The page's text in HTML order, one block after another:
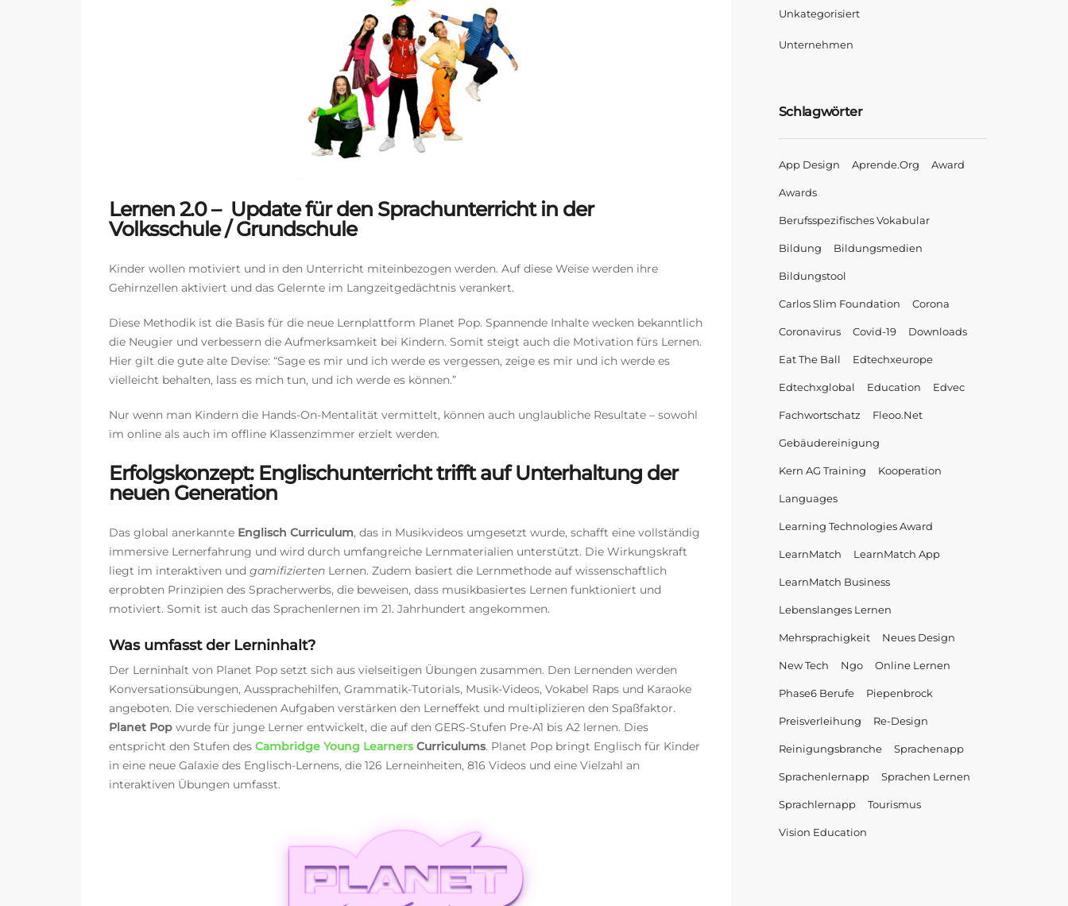
Lernen 2.0 – Update für den Sprachunterricht in der
Volksschule / Grundschule
Kinder wollen motiviert und in den Unterricht miteinbezogen werden. Auf diese Weise werden ihre
Gehirnzellen aktiviert und das Gelernte im Langzeitgedächtnis verankert.
Diese Methodik ist die Basis für die neue Lernplattform Planet Pop. Spannende Inhalte wecken bekanntlich
die Neugier und verbessern die Aufmerksamkeit bei Kindern. Somit steigt auch die Motivation fürs Lernen.
Hier gilt die gute alte Devise: “Sage es mir und ich werde es vergessen, zeige es mir und ich werde es
vielleicht behalten, lass es mich tun, und ich werde es können.”
Nur wenn man Kindern die Hands-On-Mentalität vermittelt, können auch unglaubliche Resultate – sowohl
im online als auch im offline Klassenzimmer erzielt werden.
Erfolgskonzept: Englischunterricht trifft auf Unterhaltung der
neuen Generation
Das global anerkannte Englisch Curriculum, das in Musikvideos umgesetzt wurde, schafft eine vollständig
immersive Lernerfahrung und wird durch umfangreiche Lernmaterialien unterstützt. Die Wirkungskraft
liegt im interaktiven und gamifizierten Lernen. Zudem basiert die Lernmethode auf wissenschaftlich
erprobten Prinzipien des Spracherwerbs, die beweisen, dass musikbasiertes Lernen funktioniert und
motiviert. Somit ist auch das Sprachenlernen im 21. Jahrhundert angekommen.
Was umfasst der Lerninhalt?
Der Lerninhalt von Planet Pop setzt sich aus vielseitigen Übungen zusammen. Den Lernenden werden
Konversationsübungen, Aussprachehilfen, Grammatik-Tutorials, Musik-Videos, Vokabel Raps und Karaoke
angeboten. Die verschiedenen Aufgaben verstärken den Lerneffekt und multiplizieren den Spaßfaktor.
Planet Pop wurde für junge Lerner entwickelt, die auf den GERS-Stufen Pre-A1 bis A2 lernen. Dies
entspricht den Stufen des Cambridge Young LearnersCurriculums. Planet Pop bringt Englisch für Kinder
in eine neue Galaxie des Englisch-Lernens, die 126 Lerneinheiten, 816 Videos und eine Vielzahl an
interaktiven Übungen umfasst.
Unkategorisiert
Unternehmen
Schlagwörter
App Design Aprende.org Award
Awards
Berufsspezifisches Vokabular
Bildung Bildungsmedien
Bildungstool
Carlos Slim Foundation Corona
Coronavirus Covid-19 Downloads
Eat The Ball Edtechxeurope
Edtechxglobal Education Edvec
Fachwortschatz Fleoo.net
Gebäudereinigung
Kern AG Training Kooperation
Languages
Learning Technologies Award
LearnMatch LearnMatch App
LearnMatch Business
Lebenslanges Lernen
Mehrsprachigkeit Neues Design
New Tech Ngo Online Lernen
Phase6 Berufe Piepenbrock
Preisverleihung Re-Design
Reinigungsbranche Sprachenapp
Sprachenlernapp Sprachen Lernen
Sprachlernapp Tourismus
Vision Education